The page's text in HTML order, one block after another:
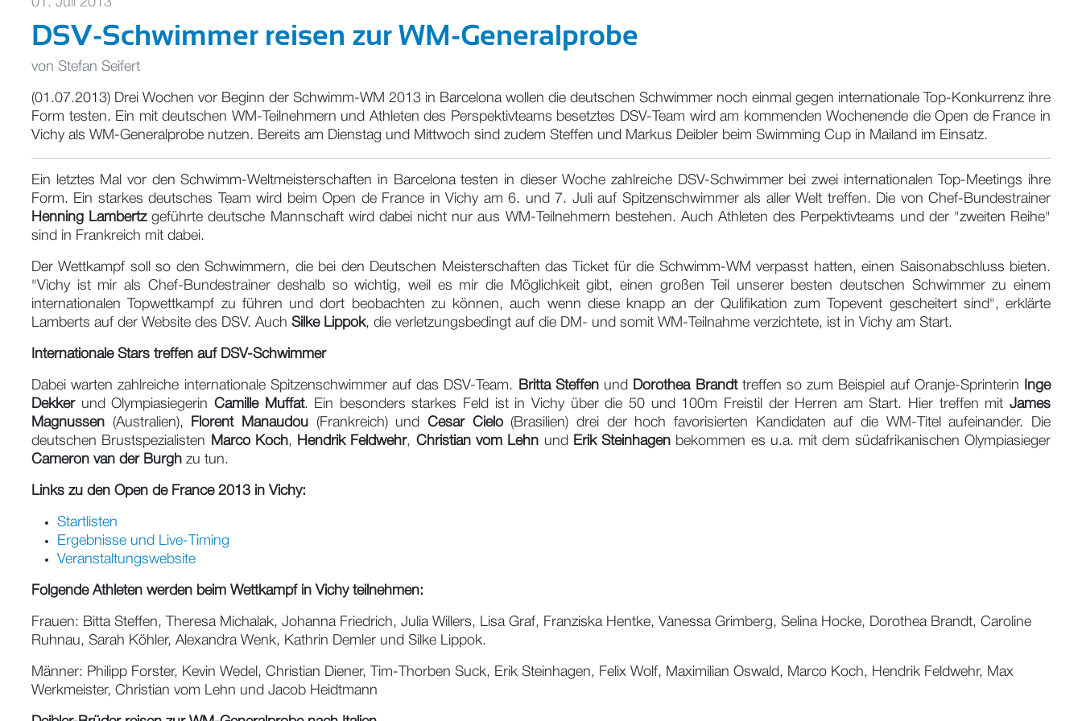
DSV-Schwimmer reisen zur WM-Generalprobe
von Stefan Seifert
(01.07.2013) Drei Wochen vor Beginn der Schwimm-WM 2013 in Barcelona wollen die deutschen Schwimmer noch einmal gegen internationale Top-Konkurrenz ihre
Form testen. Ein mit deutschen WM-Teilnehmern und Athleten des Perspektivteams besetztes DSV-Team wird am kommenden Wochenende die Open de France in
Vichy als WM-Generalprobe nutzen. Bereits am Dienstag und Mittwoch sind zudem Steffen und Markus Deibler beim Swimming Cup in Mailand im Einsatz.
Ein letztes Mal vor den Schwimm-Weltmeisterschaften in Barcelona testen in dieser Woche zahlreiche DSV-Schwimmer bei zwei internationalen Top-Meetings ihre
Form. Ein starkes deutsches Team wird beim Open de France in Vichy am 6. und 7. Juli auf Spitzenschwimmer als aller Welt treffen. Die von Chef-Bundestrainer
Henning Lambertzgeführte deutsche Mannschaft wird dabei nicht nur aus WM-Teilnehmern bestehen. Auch Athleten des Perpektivteams und der "zweiten Reihe"
sind in Frankreich mit dabei.
Der Wettkampf soll so den Schwimmern, die bei den Deutschen Meisterschaften das Ticket für die Schwimm-WM verpasst hatten, einen Saisonabschluss bieten.
"Vichy ist mir als Chef-Bundestrainer deshalb so wichtig, weil es mir die Möglichkeit gibt, einen großen Teil unserer besten deutschen Schwimmer zu einem
internationalen Topwettkampf zu führen und dort beobachten zu können, auch wenn diese knapp an der Qulifikation zum Topevent gescheitert sind", erklärte
Lamberts auf der Website des DSV. Auch Silke Lippok, die verletzungsbedingt auf die DM- und somit WM-Teilnahme verzichtete, ist in Vichy am Start.
Internationale Stars treffen auf DSV-Schwimmer
Dabei warten zahlreiche internationale Spitzenschwimmer auf das DSV-Team. Britta Steffenund Dorothea Brandttreffen so zum Beispiel auf Oranje-Sprinterin
Inge
Dekkerund Olympiasiegerin Camille Muffat. Ein besonders starkes Feld ist in Vichy über die 50 und 100m Freistil der Herren am Start. Hier treffen mitJames
Magnussen (Australien), Florent Manaudou (Frankreich) undCesar Cielo(Brasilien) drei der hoch favorisierten Kandidaten auf die WM-Titel aufeinander. Die
deutschen Brustspezialisten
Marco Koch, Hendrik Feldwehr, Christian vom Lehn und Erik Steinhagen bekommen es u.a. mit dem südafrikanischen Olympiasieger
Cameron van der Burgh zu tun.
Links zu den Open de France 2013 in Vichy:
Startlisten
Ergebnisse und Live-Timing
Veranstaltungswebsite
Folgende Athleten werden beim Wettkampf in Vichy teilnehmen:
Frauen: Bitta Steffen, Theresa Michalak, Johanna Friedrich, Julia Willers, Lisa Graf, Franziska Hentke, Vanessa Grimberg, Selina Hocke, Dorothea Brandt, Caroline
Ruhnau, Sarah Köhler, Alexandra Wenk, Kathrin Demler und Silke Lippok.
Männer: Philipp Forster, Kevin Wedel, Christian Diener, Tim-Thorben Suck, Erik Steinhagen, Felix Wolf, Maximilian Oswald, Marco Koch, Hendrik Feldwehr, Max
Werkmeister, Christian vom Lehn und Jacob Heidtmann